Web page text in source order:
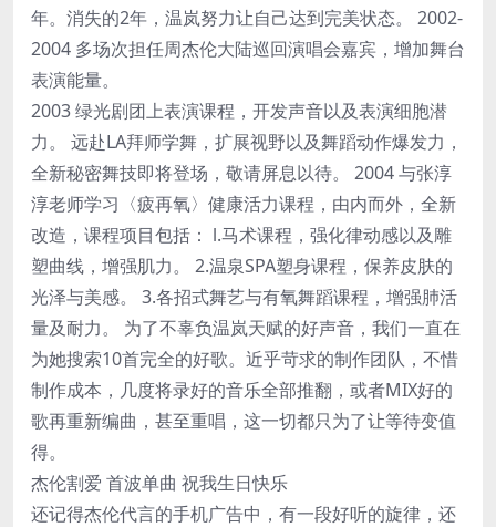
年。消失的2年，温岚努力让自己达到完美状态。 2002-
2004 多场次担任周杰伦大陆巡回演唱会嘉宾，增加舞台
表演能量。
2003 绿光剧团上表演课程，开发声音以及表演细胞潜
力。 远赴LA拜师学舞，扩展视野以及舞蹈动作爆发力，
全新秘密舞技即将登场，敬请屏息以待。 2004 与张淳
淳老师学习〈疲再氧〉健康活力课程，由内而外，全新
改造，课程项目包括： l.马术课程，强化律动感以及雕
塑曲线，增强肌力。 2.温泉SPA塑身课程，保养皮肤的
光泽与美感。 3.各招式舞艺与有氧舞蹈课程，增强肺活
量及耐力。 为了不辜负温岚天赋的好声音，我们一直在
为她搜索10首完全的好歌。近乎苛求的制作团队，不惜
制作成本，几度将录好的音乐全部推翻，或者MIX好的
歌再重新编曲，甚至重唱，这一切都只为了让等待变值
得。
杰伦割爱 首波单曲 祝我生日快乐
还记得杰伦代言的手机广告中，有一段好听的旋律，还